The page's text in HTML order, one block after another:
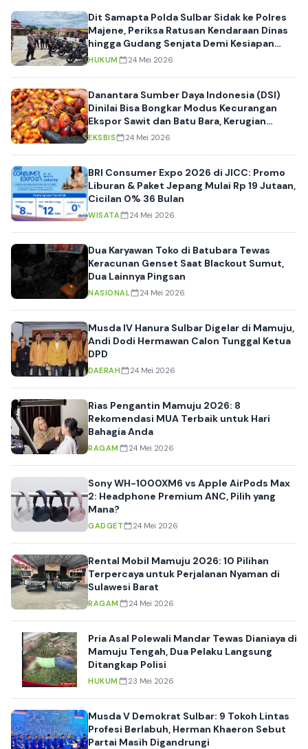
Dit Samapta Polda Sulbar Sidak ke Polres
Majene, Periksa Ratusan Kendaraan Dinas
hingga Gudang Senjata Demi Kesiapan
Operasional
HUKUM 24 Mei 2026
Danantara Sumber Daya Indonesia (DSI)
Dinilai Bisa Bongkar Modus Kecurangan
Ekspor Sawit dan Batu Bara, Kerugian
Negara Capai Rp14,3 Triliun
EKSBIS 24 Mei 2026
BRI Consumer Expo 2026 di JICC: Promo
Liburan & Paket Jepang Mulai Rp 19 Jutaan,
Cicilan 0% 36 Bulan
WISATA 24 Mei 2026
Dua Karyawan Toko di Batubara Tewas
Keracunan Genset Saat Blackout Sumut,
Dua Lainnya Pingsan
NASIONAL 24 Mei 2026
Musda IV Hanura Sulbar Digelar di Mamuju,
Andi Dodi Hermawan Calon Tunggal Ketua
DPD
DAERAH 24 Mei 2026
Rias Pengantin Mamuju 2026: 8
Rekomendasi MUA Terbaik untuk Hari
Bahagia Anda
RAGAM 24 Mei 2026
Sony WH-1000XM6 vs Apple AirPods Max
2: Headphone Premium ANC, Pilih yang
Mana?
GADGET 24 Mei 2026
Rental Mobil Mamuju 2026: 10 Pilihan
Terpercaya untuk Perjalanan Nyaman di
Sulawesi Barat
RAGAM 24 Mei 2026
Pria Asal Polewali Mandar Tewas Dianiaya di
Mamuju Tengah, Dua Pelaku Langsung
Ditangkap Polisi
HUKUM 23 Mei 2026
Musda V Demokrat Sulbar: 9 Tokoh Lintas
Profesi Berlabuh, Herman Khaeron Sebut
Partai Masih Digandrungi